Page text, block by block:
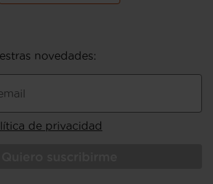
novedades:
de privacidad